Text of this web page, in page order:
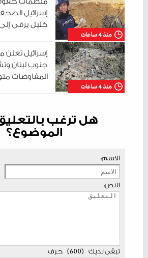
منذ 4 ساعات
إسرائيل
خليل يرقى
منذ 4 ساعات
إسرائيل
جنوب لبنان
المفاوضات
هل ترغب
الموضوع؟
الاسم:
النص:
تبقى لديك (
600
) حرف